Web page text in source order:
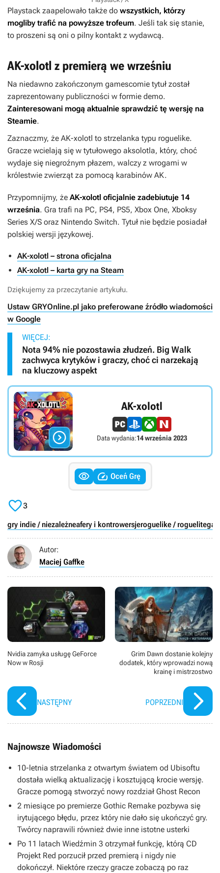
Playstack zaapelowało także do wszystkich, którzy
mogliby trafić na powyższe trofeum. Jeśli tak się stanie,
to proszeni są oni o pilny kontakt z wydawcą.
AK-xolotl z premierą we wrześniu
Na niedawno zakończonym gamescomie tytuł został
zaprezentowany publiczności w formie demo.
Zainteresowani mogą aktualnie sprawdzić tę wersję na
Steamie.
Zaznaczmy, że AK-xolotl to strzelanka typu roguelike.
Gracze wcielają się w tytułowego aksolotla, który, choć
wydaje się niegroźnym płazem, walczy z wrogami w
królestwie zwierząt za pomocą karabinów AK.
Przypomnijmy, że AK-xolotl oficjalnie zadebiutuje 14
września. Gra trafi na PC, PS4, PS5, Xbox One, Xboksy
Series X/S oraz Nintendo Switch. Tytuł nie będzie posiadał
polskiej wersji językowej.
AK-xolotl – strona oficjalna
AK-xolotl – karta gry na Steam
Dziękujemy za przeczytanie artykułu.
Ustaw GRYOnline.pl jako preferowane źródło wiadomości
w Google
WIĘCEJ:
Nota 94% nie pozostawia złudzeń. Big Walk
zachwyca krytyków i graczy, choć ci narzekają
na kluczowy aspekt

AK-xolotl
Data wydania:14 września 2023
  Oceń Grę
3
gry indie / niezależneafery i kontrowersjeroguelike / roguelite
Autor:
Maciej Gaffke
Nvidia zamyka usługę GeForce
Now w Rosji
NASTĘPNY
Grim Dawn dostanie kolejny
dodatek, który wprowadzi nową
krainę i mistrzostwo
POPRZEDNI
Najnowsze Wiadomości
10-letnia strzelanka z otwartym światem od Ubisoftu
dostała wielką aktualizację i kosztującą krocie wersję.
Gracze pomogą stworzyć nowy rozdział Ghost Recon
2 miesiące po premierze Gothic Remake pozbywa się
irytującego błędu, przez który nie dało się ukończyć gry.
Twórcy naprawili również dwie inne istotne usterki
Po 11 latach Wiedźmin 3 otrzymał funkcję, którą CD
Projekt Red porzucił przed premierą i nigdy nie
dokończył. Niektóre rzeczy gracze zobaczą po raz